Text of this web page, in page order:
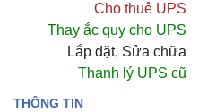
Cho thuê UPS
Thay ắc quy cho UPS
Lắp đặt, Sửa chữa
Thanh lý UPS cũ
THÔNG TIN